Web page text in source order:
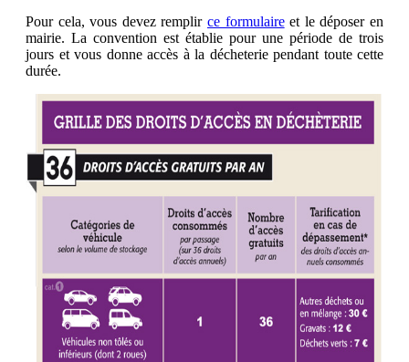
Pour cela, vous devez remplir ce formulaireet le déposer en
mairie. La convention est établie pour une période de trois
jours et vous donne accès à la décheterie pendant toute cette
durée.